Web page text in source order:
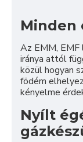
Minden
Az EMM,
iránya attól
közül hogyan
födém
kényelme
Nyílt